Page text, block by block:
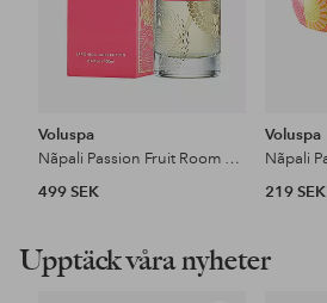
Voluspa
Nãpali Passion Fruit Room Spray 100Ml
499 SEK
Voluspa
219 SEK
Upptäck våra nyheter